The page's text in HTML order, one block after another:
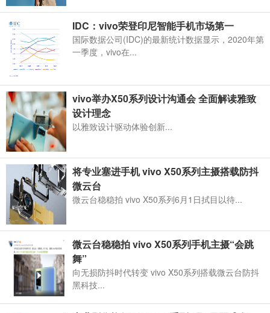
IDC：vivo荣登印尼智能手机市场第一
国际数据公司(IDC)的最新统计数据显示，2020年第
一季度，vivo在...
vivo举办X50系列设计沟通会 全面解读雅致
设计理念
以雅致设计驱动体验创新...
将专业塞进手机 vivo X50系列主摄搭载防抖
微云台
微云台稳稳拍 vivo X50系列6月1日拭目以待...
微云台稳稳拍 vivo X50系列手机主摄“会跳
舞”
向无损防抖时代转变 vivo X50系列搭载微云台防抖
黑科技...